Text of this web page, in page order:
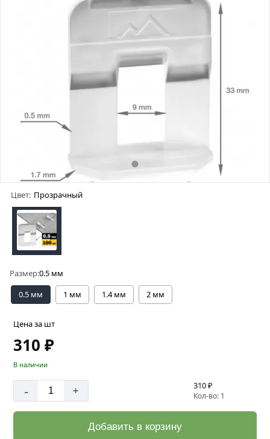
Цвет: Прозрачный
Размер:0.5 мм
0.5 мм
1 мм 1.4 мм 2 мм
Цена за шт
310 ₽
В наличии
- + 310 ₽
Кол-во: 1
Добавить в корзину